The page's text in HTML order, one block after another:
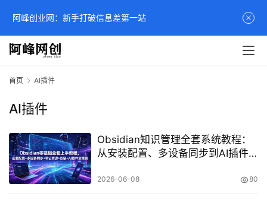
首页 AI插件
AI插件
Obsidian知识管理全套系统教程：
从安装配置、多设备同步到AI插件
2026-06-08 80
阿峰创业网：新手打破信息差第一站